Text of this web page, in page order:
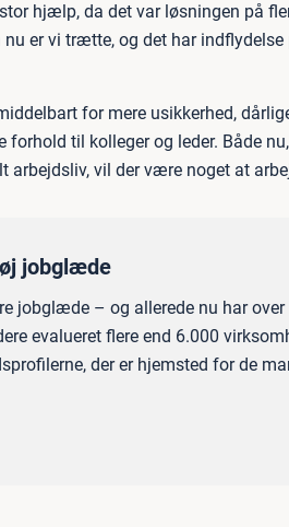
hjælp, da det var løsningen på
er vi trætte, og det har indflydelse
for mere usikkerhed,
til kolleger og leder. Både
arbejdsliv, vil der være noget at
jobglæde
jobglæde – og allerede nu har over
evalueret flere end 6.000
der er hjemsted for de